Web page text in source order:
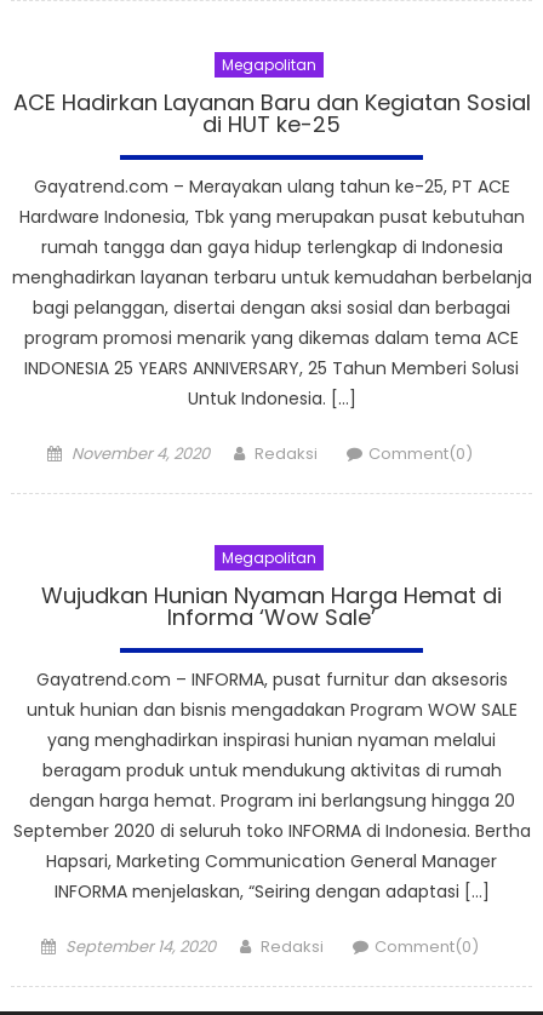
Megapolitan
ACE Hadirkan Layanan Baru dan Kegiatan Sosial
di HUT ke-25
Gayatrend.com – Merayakan ulang tahun ke-25, PT ACE
Hardware Indonesia, Tbk yang merupakan pusat kebutuhan
rumah tangga dan gaya hidup terlengkap di Indonesia
menghadirkan layanan terbaru untuk kemudahan berbelanja
bagi pelanggan, disertai dengan aksi sosial dan berbagai
program promosi menarik yang dikemas dalam tema ACE
INDONESIA 25 YEARS ANNIVERSARY, 25 Tahun Memberi Solusi
Untuk Indonesia. […]
Posted
November 4, 2020 Author
Redaksi Comment(0)
Megapolitan
Wujudkan Hunian Nyaman Harga Hemat di
Informa ‘Wow Sale’
Gayatrend.com – INFORMA, pusat furnitur dan aksesoris
untuk hunian dan bisnis mengadakan Program WOW SALE
yang menghadirkan inspirasi hunian nyaman melalui
beragam produk untuk mendukung aktivitas di rumah
dengan harga hemat. Program ini berlangsung hingga 20
September 2020 di seluruh toko INFORMA di Indonesia. Bertha
Hapsari, Marketing Communication General Manager
INFORMA menjelaskan, “Seiring dengan adaptasi […]
Posted
September 14, 2020 Author
Redaksi Comment(0)